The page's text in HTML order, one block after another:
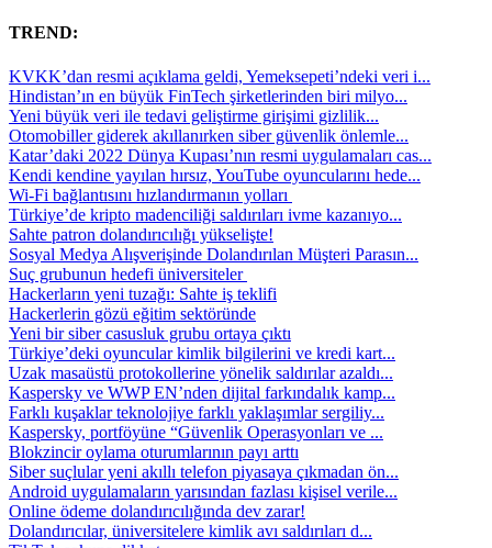
TREND:
KVKK’dan resmi açıklama geldi, Yemeksepeti’ndeki veri i...
Hindistan’ın en büyük FinTech şirketlerinden biri milyo...
Yeni büyük veri ile tedavi geliştirme girişimi gizlilik...
Otomobiller giderek akıllanırken siber güvenlik önlemle...
Katar’daki 2022 Dünya Kupası’nın resmi uygulamaları cas...
Kendi kendine yayılan hırsız, YouTube oyuncularını hede...
Wi-Fi bağlantısını hızlandırmanın yolları
Türkiye’de kripto madenciliği saldırıları ivme kazanıyo...
Sahte patron dolandırıcılığı yükselişte!
Sosyal Medya Alışverişinde Dolandırılan Müşteri Parasın...
Suç grubunun hedefi üniversiteler
Hackerların yeni tuzağı: Sahte iş teklifi
Hackerlerin gözü eğitim sektöründe
Yeni bir siber casusluk grubu ortaya çıktı
Türkiye’deki oyuncular kimlik bilgilerini ve kredi kart...
Uzak masaüstü protokollerine yönelik saldırılar azaldı...
Kaspersky ve WWP EN’nden dijital farkındalık kamp...
Farklı kuşaklar teknolojiye farklı yaklaşımlar sergiliy...
Kaspersky, portföyüne “Güvenlik Operasyonları ve ...
Blokzincir oylama oturumlarının payı arttı
Siber suçlular yeni akıllı telefon piyasaya çıkmadan ön...
Android uygulamaların yarısından fazlası kişisel verile...
Online ödeme dolandırıcılığında dev zarar!
Dolandırıcılar, üniversitelere kimlik avı saldırıları d...